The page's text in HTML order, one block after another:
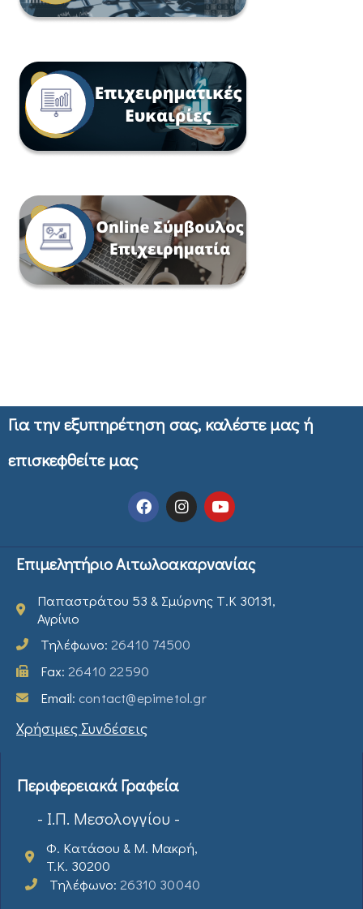
Για την εξυπηρέτηση σας, καλέστε μας ή
επισκεφθείτε μας
Επιμελητήριο Αιτωλοακαρνανίας
Παπαστράτου 53 & Σμύρνης Τ.Κ 30131,
Αγρίνιο
Τηλέφωνο: 26410 74500
Fax: 26410 22590
Email: contact@epimetol.gr
Χρήσιμες Συνδέσεις
Περιφερειακά Γραφεία
- Ι.Π. Μεσολογγίου -
Φ. Κατάσου & Μ. Μακρή,
T.K. 30200
Τηλέφωνο: 26310 30040